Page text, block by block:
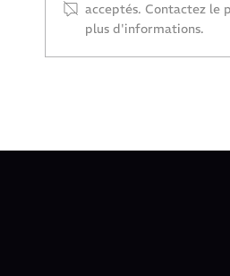
acceptés. Contactez le
plus d'informations.